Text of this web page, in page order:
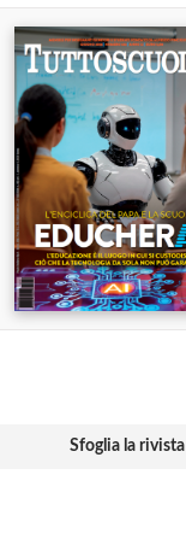
Sfoglia la rivista